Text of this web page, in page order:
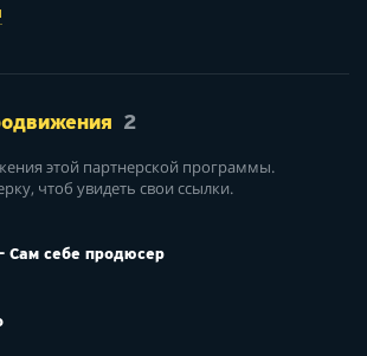
2
этой партнерской программы.
чтоб увидеть свои ссылки.
Сам себе продюсер